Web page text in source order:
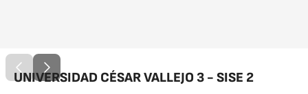
UNIVERSIDAD CÉSAR VALLEJO 3 - SISE 2